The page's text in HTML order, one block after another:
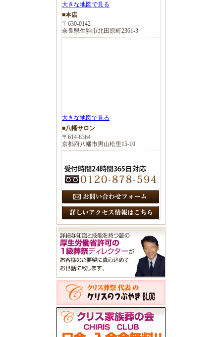
大きな地図で見る
■本店
〒630-0142
奈良県生駒市北田原町2361-3
大きな地図で見る
■八幡サロン
〒614-8364
京都府八幡市男山松里15-10